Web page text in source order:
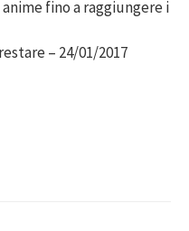
fino a raggiungere i
– 24/01/2017